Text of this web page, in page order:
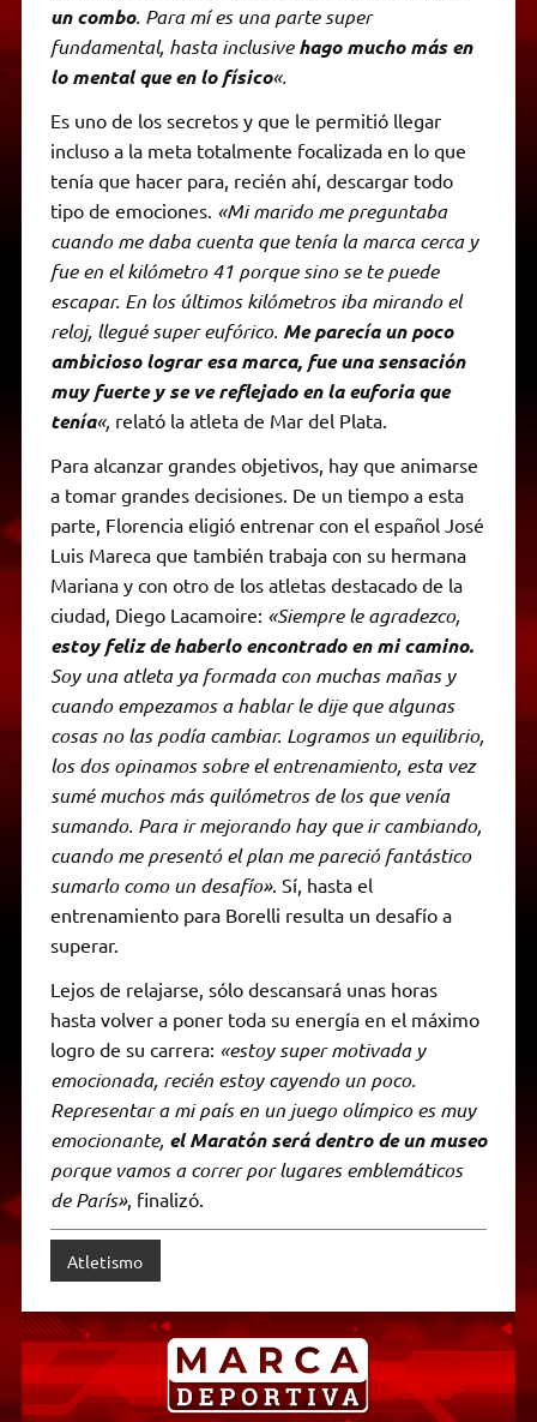
un combo. Para mí es una parte super
fundamental, hasta inclusivehago mucho más en
lo mental que en lo físico«.
Es uno de los secretos y que le permitió llegar
incluso a la meta totalmente focalizada en lo que
tenía que hacer para, recién ahí, descargar todo
tipo de emociones. «Mi marido me preguntaba
cuando me daba cuenta que tenía la marca cerca y
fue en el kilómetro 41 porque sino se te puede
escapar. En los últimos kilómetros iba mirando el
reloj, llegué super eufórico. Me parecía un poco
ambicioso lograr esa marca, fue una sensación
muy fuerte y se ve reflejado en la euforia que
tenía«, relató la atleta de Mar del Plata.
Para alcanzar grandes objetivos, hay que animarse
a tomar grandes decisiones. De un tiempo a esta
parte, Florencia eligió entrenar con el español José
Luis Mareca que también trabaja con su hermana
Mariana y con otro de los atletas destacado de la
ciudad, Diego Lacamoire: «Siempre le agradezco,
estoy feliz de haberlo encontrado en mi camino.
Soy una atleta ya formada con muchas mañas y
cuando empezamos a hablar le dije que algunas
cosas no las podía cambiar. Logramos un equilibrio,
los dos opinamos sobre el entrenamiento, esta vez
sumé muchos más quilómetros de los que venía
sumando. Para ir mejorando hay que ir cambiando,
cuando me presentó el plan me pareció fantástico
sumarlo como un desafío». Sí, hasta el
entrenamiento para Borelli resulta un desafío a
superar.
Lejos de relajarse, sólo descansará unas horas
hasta volver a poner toda su energía en el máximo
logro de su carrera: «estoy super motivada y
emocionada, recién estoy cayendo un poco.
Representar a mi país en un juego olímpico es muy
emocionante, el Maratón será dentro de un museo
porque vamos a correr por lugares emblemáticos
de París», finalizó.
Atletismo